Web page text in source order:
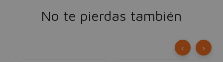
No te pierdas también
‹ ›